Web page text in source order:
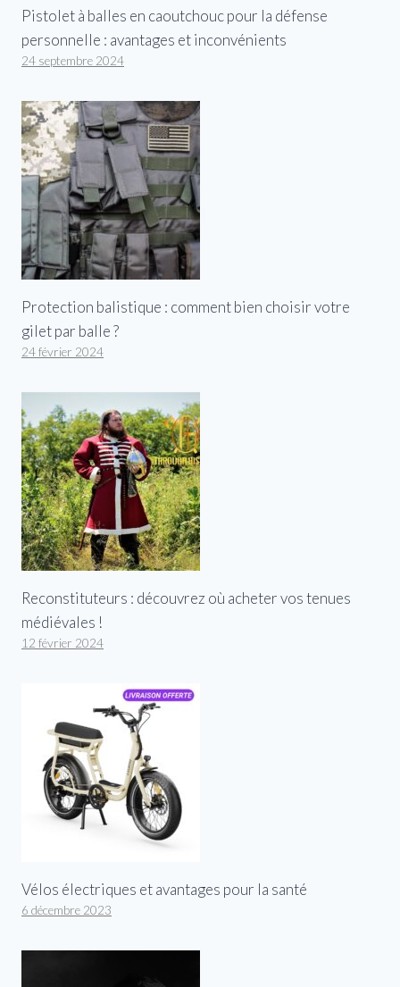
Pistolet à balles en caoutchouc pour la défense
personnelle : avantages et inconvénients
24 septembre 2024
Protection balistique : comment bien choisir votre
gilet par balle ?
24 février 2024
Reconstituteurs : découvrez où acheter vos tenues
médiévales !
12 février 2024
Vélos électriques et avantages pour la santé
6 décembre 2023